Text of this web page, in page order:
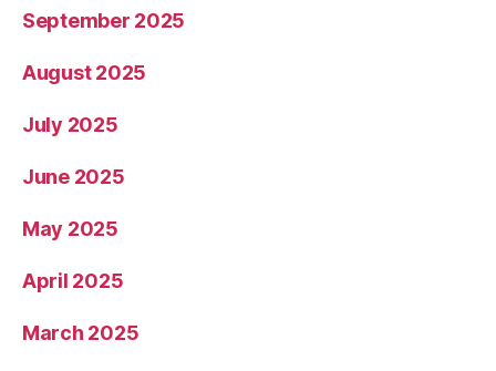
September 2025
August 2025
July 2025
June 2025
May 2025
April 2025
March 2025